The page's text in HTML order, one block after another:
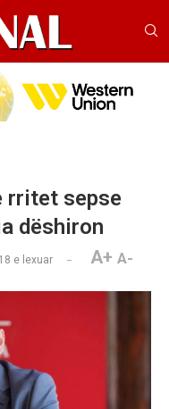
rritet sepse
dëshiron
e lexuar A+ A-